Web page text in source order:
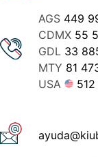
AGS 449
CDMX 55
GDL 33
MTY 81
USA
512